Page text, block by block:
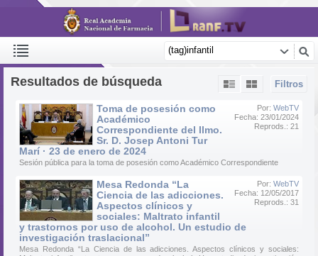
Filtros
Resultados de búsqueda
Por: WebTV
Fecha: 23/01/2024
Reprods.: 21
Toma de posesión como
Académico
Correspondiente del Ilmo.
Sr. D. Josep Antoni Tur
Marí · 23 de enero de 2024
Sesión pública para la toma de posesión como Académico Correspondiente
Por: WebTV
Fecha: 12/05/2017
Reprods.: 31
Mesa Redonda “La
Ciencia de las adicciones.
Aspectos clínicos y
sociales: Maltrato infantil
y trastornos por uso de alcohol. Un estudio de
investigación traslacional”
Mesa Redonda “La Ciencia de las adicciones. Aspectos clínicos y sociales: